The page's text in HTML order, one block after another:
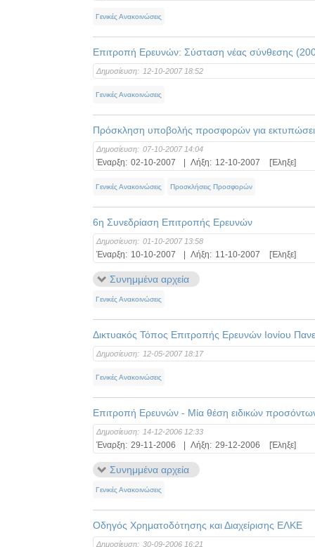
Γενικές Ανακοινώσεις
Επιτροπή Ερευνών: Σύσταση νέας σύνθεσης
Δημοσίευση: 12-10-2007 18:52
Γενικές Ανακοινώσεις
Πρόσκληση υποβολής προσφορών για
Δημοσίευση: 07-10-2007 14:04
Έναρξη: 02-10-2007 Λήξη: 12-10-2007 [Έληξε]
Γενικές Ανακοινώσεις Προσκλήσεις Προσφορών
6η Συνεδρίαση Επιτροπής Ερευνών
Δημοσίευση: 01-10-2007 13:58
Έναρξη: 10-10-2007 Λήξη: 11-10-2007 [Έληξε]
Συνημμένα αρχεία
Γενικές Ανακοινώσεις
Δικτυακός Τόπος Επιτροπής Ερευνών Ιονίου
Δημοσίευση: 12-05-2007 18:17
Γενικές Ανακοινώσεις
Επιτροπή Ερευνών - Μία θέση ειδικών
Δημοσίευση: 14-12-2006 12:33
Έναρξη: 29-11-2006 Λήξη: 29-12-2006 [Έληξε]
Συνημμένα αρχεία
Γενικές Ανακοινώσεις
Οδηγός Χρηματοδότησης και Διαχείρισης ΕΛΚΕ
Δημοσίευση: 30-09-2006 16:21